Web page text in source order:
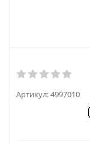
Артикул:4997010